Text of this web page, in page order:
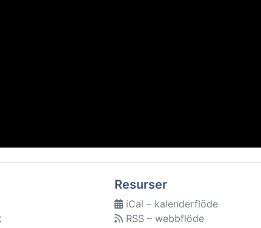
Resurser
iCal – kalenderflöde
RSS – webbflöde